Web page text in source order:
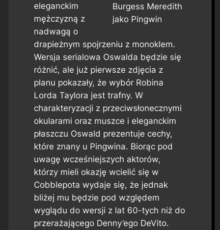
Burgess Meredith
jako Pingwin
eleganckim
mężczyzną z
nadwagą o
drapieżnym spojrzeniu z monoklem.
Wersja serialowa Oswalda będzie się
różnić, ale już pierwsze zdjęcia z
planu pokazały, że wybór Robina
Lorda Taylora jest trafny. W
charakteryzacji z przeciwsłonecznymi
okularami oraz muszce i eleganckim
płaszczu Oswald prezentuje cechy,
które znany u Pingwina. Biorąc pod
uwagę wcześniejszych aktorów,
którzy mieli okazję wcielić się w
Cobblepota wydaje się, że jednak
bliżej mu będzie pod względem
wyglądu do wersji z lat 60-tych niż do
przerażającego Denny’ego DeVito.